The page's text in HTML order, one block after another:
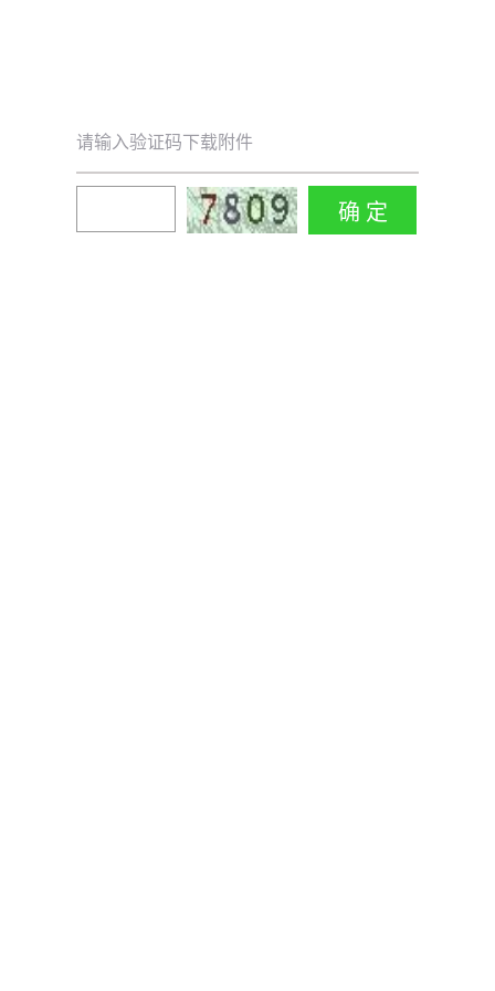
请输入验证码下载附件